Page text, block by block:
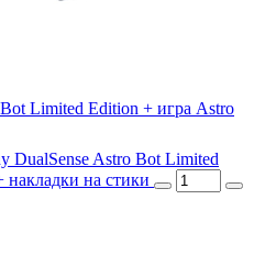
Limited Edition + игра Astro
DualSense Astro Bot Limited
накладки на стики